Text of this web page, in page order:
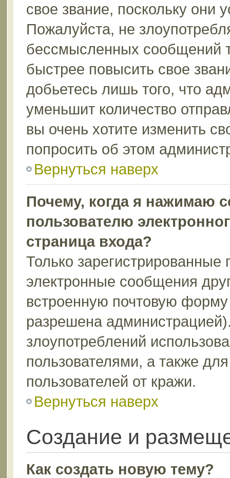
свое звание, поскольку они
Пожалуйста, не
бессмысленных сообщений
быстрее повысить свое
добьетесь лишь того, что
уменьшит количество
вы очень хотите изменить
попросить об этом
Вернуться наверх
Почему, когда я нажимаю
пользователю
страница входа?
Только зарегистрированные
электронные сообщения
встроенную почтовую
разрешена
злоупотреблений
пользователями, а также
пользователей от кражи.
Вернуться наверх
Создание и
Как создать новую тему?